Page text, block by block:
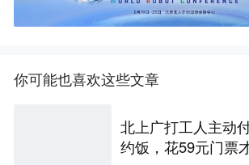
你可能也喜欢这些文章
北上广打工人主动
约饭，花59元门票